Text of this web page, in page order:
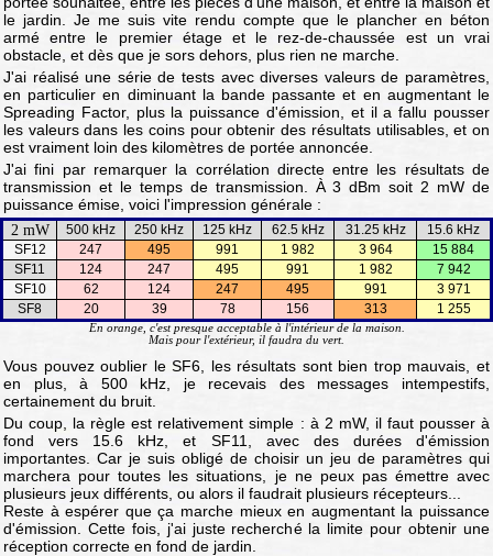
le jardin. Je me suis vite rendu compte que le plancher en béton
armé entre le premier étage et le rez-de-chaussée est un vrai
obstacle, et dès que je sors dehors, plus rien ne marche.
J'ai réalisé une série de tests avec diverses valeurs de paramètres,
en particulier en diminuant la bande passante et en augmentant le
Spreading Factor, plus la puissance d'émission, et il a fallu pousser
les valeurs dans les coins pour obtenir des résultats utilisables, et on
est vraiment loin des kilomètres de portée annoncée.
J'ai fini par remarquer la corrélation directe entre les résultats de
transmission et le temps de transmission. À 3 dBm soit 2 mW de
puissance émise, voici l'impression générale :
2 mW 500 kHz 250 kHz 125 kHz 62.5 kHz 31.25 kHz
15.6 kHz
SF12
247 495 991 1 982 3 964
15 884
SF11
124 247 495 991 1 982
7 942
SF10
62 124 247 495 991
3 971
SF8
20 39 78 156 313 1 255
En orange, c'est presque acceptable à l'intérieur de la maison.
Mais pour l'extérieur, il faudra du vert.
Vous pouvez oublier le SF6, les résultats sont bien trop mauvais, et
en plus, à 500 kHz, je recevais des messages intempestifs,
certainement du bruit.
Du coup, la règle est relativement simple : à 2 mW, il faut pousser à
fond vers 15.6 kHz, et SF11, avec des durées d'émission
importantes. Car je suis obligé de choisir un jeu de paramètres qui
marchera pour toutes les situations, je ne peux pas émettre avec
plusieurs jeux différents, ou alors il faudrait plusieurs récepteurs...
Reste à espérer que ça marche mieux en augmentant la puissance
d'émission. Cette fois, j'ai juste recherché la limite pour obtenir une
réception correcte en fond de jardin.